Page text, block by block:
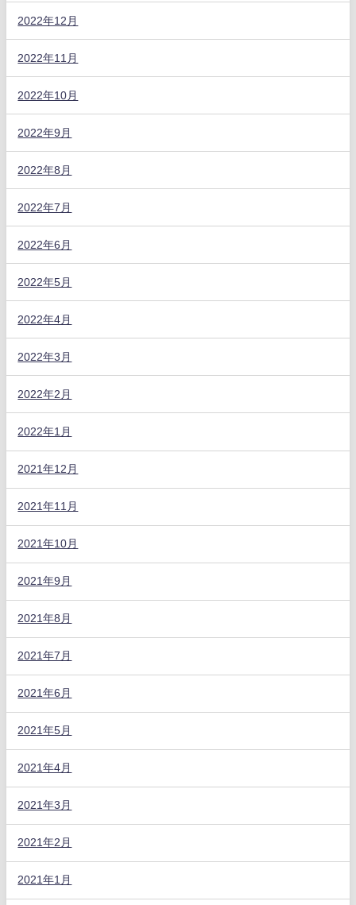
2022年12月
2022年11月
2022年10月
2022年9月
2022年8月
2022年7月
2022年6月
2022年5月
2022年4月
2022年3月
2022年2月
2022年1月
2021年12月
2021年11月
2021年10月
2021年9月
2021年8月
2021年7月
2021年6月
2021年5月
2021年4月
2021年3月
2021年2月
2021年1月